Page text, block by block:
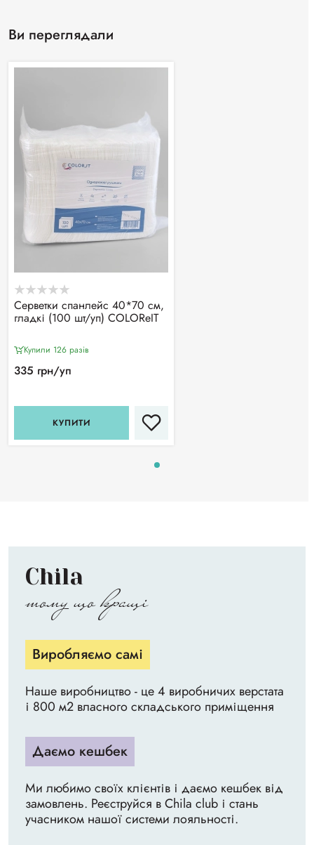
Ви переглядали
Серветки спанлейс 40*70 см,
гладкі (100 шт/уп) COLOReIT
Купили 126 разiв
335 грн/уп
КУПИТИ
Chila
тому що кращі
Виробляємо самі
Наше виробництво - це 4 виробничих верстата
і 800 м2 власного складського приміщення
Даємо кешбек
Ми любимо своїх клієнтів і даємо кешбек від
замовлень. Реєструйся в Chila club і стань
учасником нашої системи лояльності.